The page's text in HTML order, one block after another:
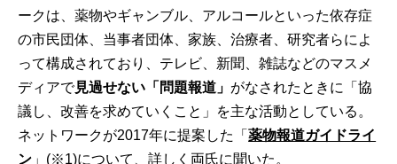
ークは、薬物やギャンブル、アルコールといった依存症
の市民団体、当事者団体、家族、治療者、研究者らによ
って構成されており、テレビ、新聞、雑誌などのマスメ
ディアで見過せない「問題報道」 がなされたときに「協
議し、改善を求めていくこと」を主な活動としている。
ネットワークが2017年に提案した「薬物報道ガイドライ
ン 」(※1)について、詳しく両氏に聞いた。